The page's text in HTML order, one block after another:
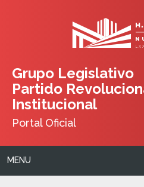
Grupo Legislativo
Partido
Institucional
Portal Oficial
MENU